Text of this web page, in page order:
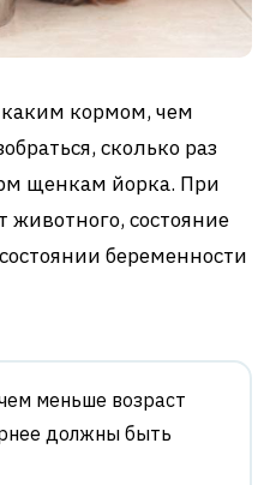
кормом, чем
сколько раз
щенкам йорка. При
животного, состояние
беременности
меньше возраст
должны быть